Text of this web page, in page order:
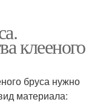
клееного
бруса нужно
материала: